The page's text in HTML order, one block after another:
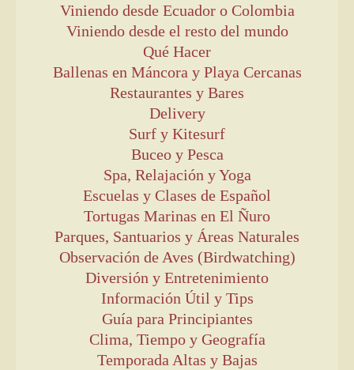
Viniendo desde Ecuador o Colombia
Viniendo desde el resto del mundo
Qué Hacer
Ballenas en Máncora y Playa Cercanas
Restaurantes y Bares
Delivery
Surf y Kitesurf
Buceo y Pesca
Spa, Relajación y Yoga
Escuelas y Clases de Español
Tortugas Marinas en El Ñuro
Parques, Santuarios y Áreas Naturales
Observación de Aves (Birdwatching)
Diversión y Entretenimiento
Información Útil y Tips
Guía para Principiantes
Clima, Tiempo y Geografía
Temporada Altas y Bajas